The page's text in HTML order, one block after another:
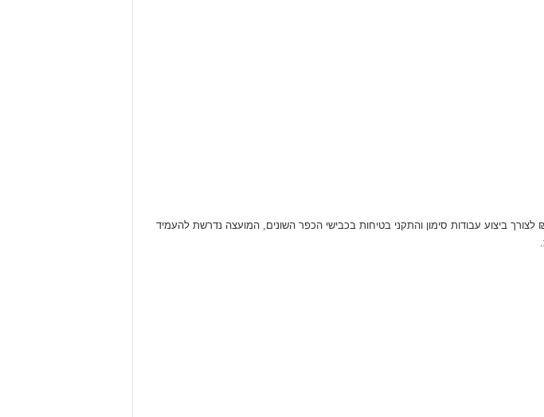
קיבלה הרשאה תקציבית ממשרד התחבורה והבטיחות בדרכים על סך 125,971 ₪ לצורך ביצוע עבודות סימון והתקני בטיחות בכבישי הכפר השונים, המועצה נדרשת להעמיד